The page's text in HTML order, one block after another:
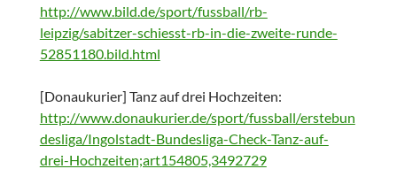
http://www.bild.de/sport/fussball/rb-
leipzig/sabitzer-schiesst-rb-in-die-zweite-runde-
52851180.bild.html
[Donaukurier] Tanz auf drei Hochzeiten:
http://www.donaukurier.de/sport/fussball/erstebun
desliga/Ingolstadt-Bundesliga-Check-Tanz-auf-
drei-Hochzeiten;art154805,3492729